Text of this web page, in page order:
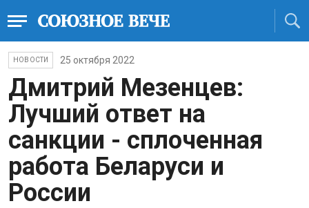
НОВОСТИ 25 октября 2022
Дмитрий Мезенцев:
Лучший ответ на
санкции - сплоченная
работа Беларуси и
России